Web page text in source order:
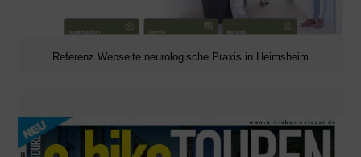
Referenz Webseite neurologische Praxis in Heimsheim